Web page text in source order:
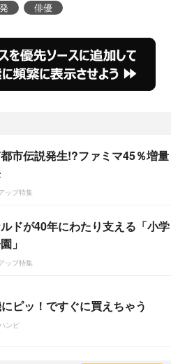
俳優
市伝説発生!?ファミマ45％増量
ップ特集
ドが40年にわたり支える「小学
」
ップ特集
ピッ！ですぐに買えちゃう
ンピ